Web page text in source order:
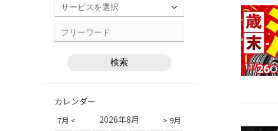
カレンダー
7月 < > 9月
2026年8月